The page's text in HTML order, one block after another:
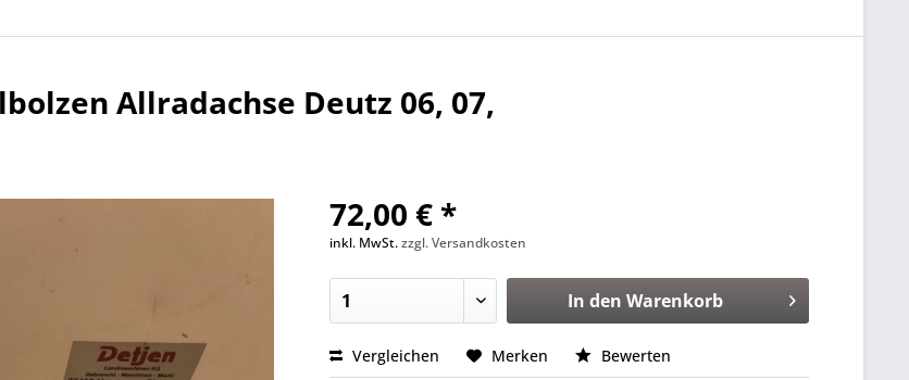
Allradachse Deutz 06, 07,
72,00 € *
inkl. MwSt.zzgl. Versandkosten
In den Warenkorb
Vergleichen Merken Bewerten